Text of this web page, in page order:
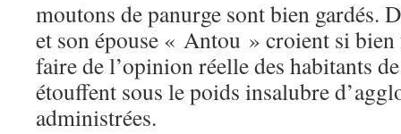
moutons de panurge sont bien gardés.
et son épouse « Antou » croient si bien
faire de l’opinion réelle des habitants
étouffent sous le poids insalubre
administrées.